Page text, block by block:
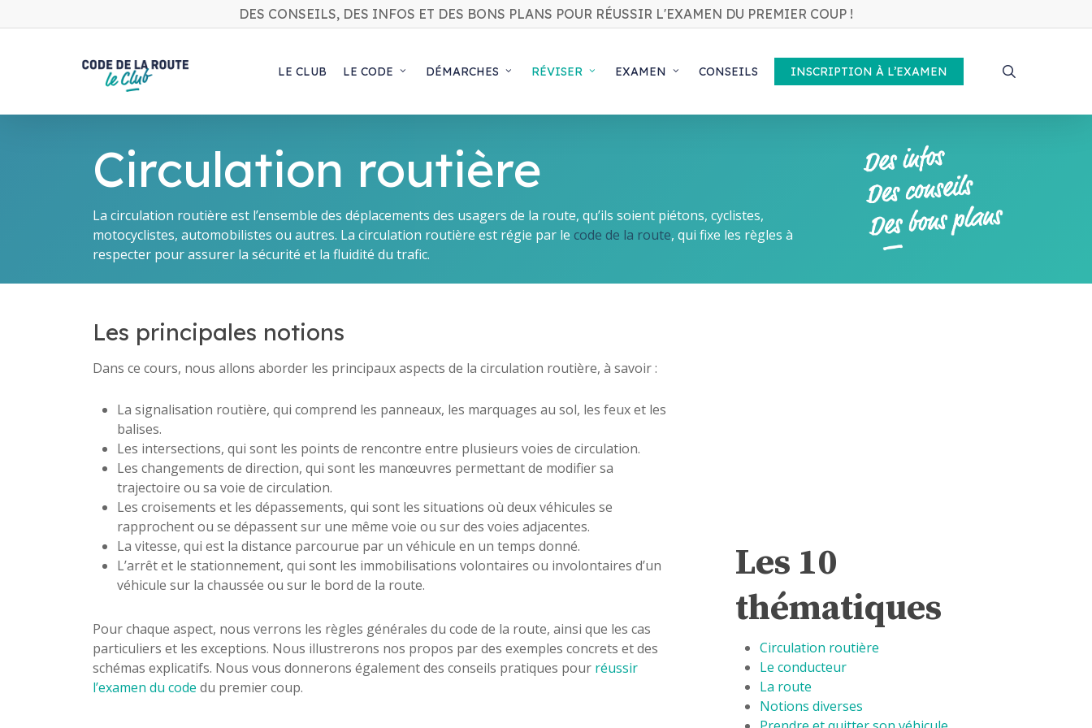
to
DES CONSEILS, DES INFOS ET DES BONS PLANS POUR RÉUSSIR L'EXAMEN DU PREMIER COUP !
LE CLUB LE CODE DÉMARCHES RÉVISER EXAMEN CONSEILS INSCRIPTION À L’EXAMEN
Circulation routière
La circulation routière est l’ensemble des déplacements des usagers de la route, qu’ils soient piétons, cyclistes,
motocyclistes, automobilistes ou autres. La circulation routière est régie par le code de la route, qui fixe les règles à
respecter pour assurer la sécurité et la fluidité du trafic.
Les principales notions
Dans ce cours, nous allons aborder les principaux aspects de la circulation routière, à savoir :
La signalisation routière, qui comprend les panneaux, les marquages au sol, les feux et les
balises.
Les intersections, qui sont les points de rencontre entre plusieurs voies de circulation.
Les changements de direction, qui sont les manœuvres permettant de modifier sa
trajectoire ou sa voie de circulation.
Les croisements et les dépassements, qui sont les situations où deux véhicules se
rapprochent ou se dépassent sur une même voie ou sur des voies adjacentes.
La vitesse, qui est la distance parcourue par un véhicule en un temps donné.
L’arrêt et le stationnement, qui sont les immobilisations volontaires ou involontaires d’un
véhicule sur la chaussée ou sur le bord de la route.
Pour chaque aspect, nous verrons les règles générales du code de la route, ainsi que les cas
particuliers et les exceptions. Nous illustrerons nos propos par des exemples concrets et des
schémas explicatifs. Nous vous donnerons également des conseils pratiques pour réussir
l’examen du code du premier coup.
Les 10
thématiques
Circulation routière
Le conducteur
La route
Notions diverses